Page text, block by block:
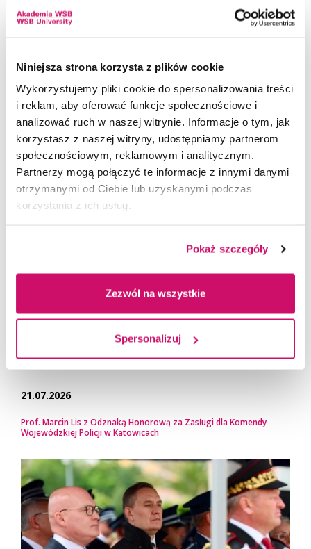
Niniejsza strona korzysta z plików cookie
Wykorzystujemy pliki cookie do spersonalizowania treści
i reklam, aby oferować funkcje społecznościowe i
analizować ruch w naszej witrynie. Informacje o tym, jak
korzystasz z naszej witryny, udostępniamy partnerom
społecznościowym, reklamowym i analitycznym.
Partnerzy mogą połączyć te informacje z innymi danymi
otrzymanymi od Ciebie lub uzyskanymi podczas
korzystania z ich usług.
Pokaż szczegóły
Zezwól na wszystkie
Spersonalizuj
21.07.2026
Warszawscy Absolwenci Akademii WSB odebrali dyplomy.
Wyjątkowa gala zwieńczyła pierwszy rok działalności wydziału
21.07.2026
Prof. Marcin Lis z Odznaką Honorową za Zasługi dla Komendy
Wojewódzkiej Policji w Katowicach